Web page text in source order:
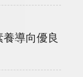
導向優良